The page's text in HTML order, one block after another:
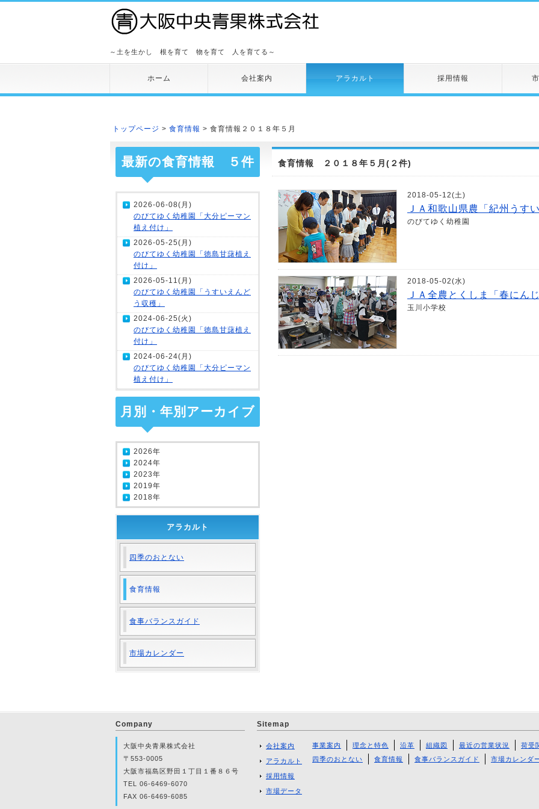
～土を生かし 根を育て 物を育て 人を育てる～
ホーム 会社案内 アラカルト 採用情報
トップページ > 食育情報 > 食育情報２０１８年５月
食育情報 ２０１８年５月(２件)
2018-05-12(土)
ＪＡ和歌山県農「紀州うす
のびてゆく幼稚園
2018-05-02(水)
ＪＡ全農とくしま「春にんじ
玉川小学校
最新の食育情報 ５件
2026-06-08(月)
のびてゆく幼稚園「大分ピーマン
植え付け」
2026-05-25(月)
のびてゆく幼稚園「徳島甘藷植え
付け」
2026-05-11(月)
のびてゆく幼稚園「うすいえんど
う収穫」
2024-06-25(火)
のびてゆく幼稚園「徳島甘藷植え
付け」
2024-06-24(月)
のびてゆく幼稚園「大分ピーマン
植え付け」
月別・年別アーカイブ
2026年
2024年
2023年
2019年
2018年
アラカルト
四季のおとない
食育情報
食事バランスガイド
市場カレンダー
Sitemap
会社案内
アラカルト
採用情報
市場データ
事業案内 理念と特色 沿革 組織図 最近の営業状況 荷受
四季のおとない
食育情報 食事バランスガイド 市場カレンダ
Company
大阪中央青果株式会社
〒553-0005
大阪市福島区野田１丁目１番８６号
TEL 06-6469-6070
FAX 06-6469-6085